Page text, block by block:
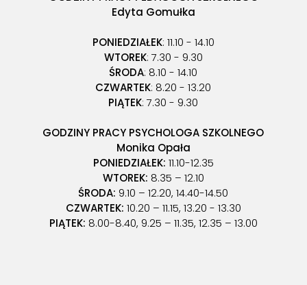
Edyta Gomułka
PONIEDZIAŁEK: 11.10 - 14.10
WTOREK: 7.30 - 9.30
ŚRODA: 8.10 - 14.10
CZWARTEK: 8.20 - 13.20
PIĄTEK: 7.30 - 9.30
GODZINY PRACY PSYCHOLOGA SZKOLNEGO
Monika Opała
PONIEDZIAŁEK: 11.10-12.35
WTOREK: 8.35 – 12.10
ŚRODA: 9.10 – 12.20, 14.40-14.50
CZWARTEK: 10.20 – 11.15, 13.20 - 13.30
PIĄTEK: 8.00-8.40, 9.25 – 11.35, 12.35 – 13.00